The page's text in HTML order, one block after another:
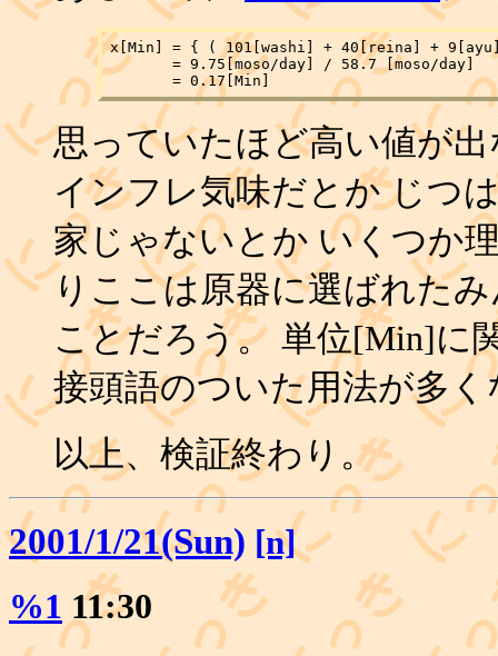
x[Min] = { ( 101[washi] + 40[reina] +
       = 9.75[moso/day] / 58.7 [moso/day]
思っていたほど高い値が
インフレ気味だとか じつ
家じゃないとか いくつか
りここは原器に選ばれた
ことだろう。 単位[Min]に
接頭語のついた用法が多
以上、検証終わり。
2001/1/21(Sun) [n]
%1 11:30